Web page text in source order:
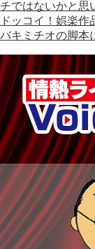
チではないかと思
ドッコイ！娯楽
バキミチオの脚本